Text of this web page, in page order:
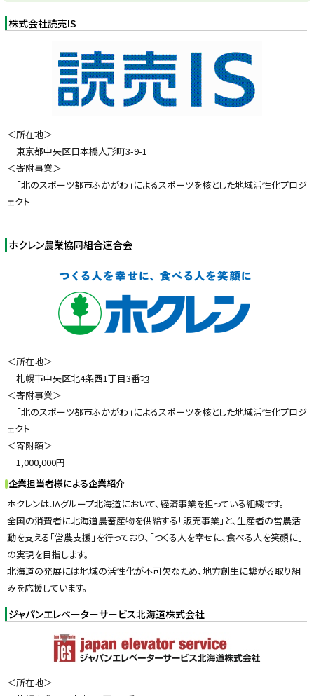
ッ
プ
株式会社読売IS
＜所在地＞
東京都中央区日本橋人形町3-9-1
＜寄附事業＞
「北のスポーツ都市ふかがわ」によるスポーツを核とした地域活性化プロジ
ェクト
ホクレン農業協同組合連合会
＜所在地＞
札幌市中央区北4条西1丁目3番地
＜寄附事業＞
「北のスポーツ都市ふかがわ」によるスポーツを核とした地域活性化プロジ
ェクト
＜寄附額＞
1,000,000円
企業担当者様による企業紹介
ホクレンはJAグループ北海道において、経済事業を担っている組織です。
全国の消費者に北海道農畜産物を供給する「販売事業」と、生産者の営農活
動を支える「営農支援」を行っており、「つくる人を幸せに、食べる人を笑顔に」
の実現を目指します。
北海道の発展には地域の活性化が不可欠なため、地方創生に繋がる取り組
みを応援しています。
ジャパンエレベーターサービス北海道株式会社
＜所在地＞